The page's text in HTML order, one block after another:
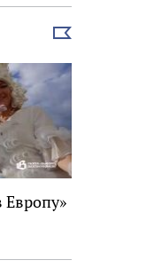
Выбрать